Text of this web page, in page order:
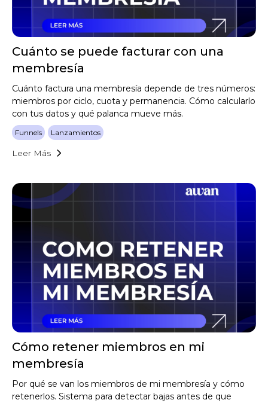
Cuánto se puede facturar con una
membresía
Cuánto factura una membresía depende de tres números:
miembros por ciclo, cuota y permanencia. Cómo calcularlo
con tus datos y qué palanca mueve más.
Funnels Lanzamientos
Leer Más
Cómo retener miembros en mi
membresía
Por qué se van los miembros de mi membresía y cómo
retenerlos. Sistema para detectar bajas antes de que